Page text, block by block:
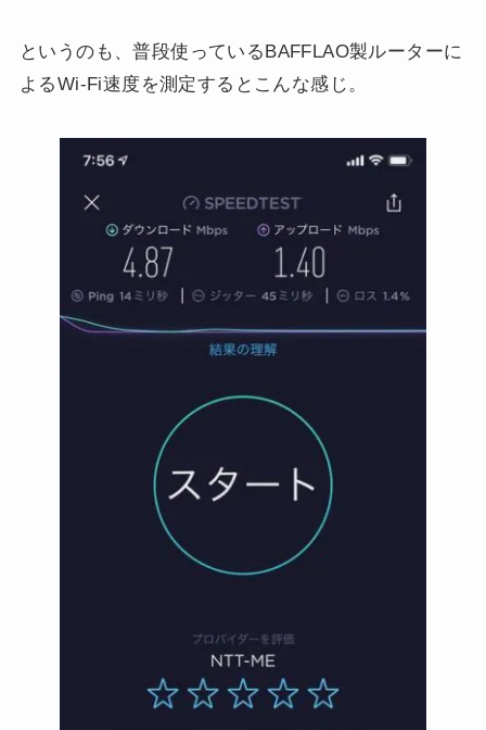
というのも、普段使っているBAFFLAO製ルーターに
よるWi-Fi速度を測定するとこんな感じ。